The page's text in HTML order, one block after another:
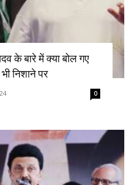
के बारे में क्या बोल गए
निशाने पर
0